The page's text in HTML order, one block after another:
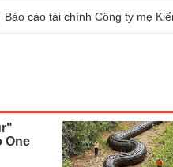
Báo cáo tài chính Công ty mẹ